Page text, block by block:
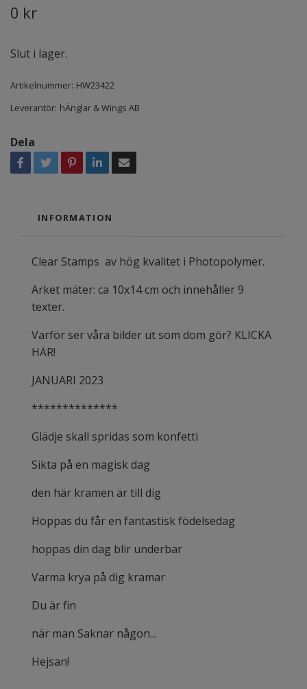
0 kr
Slut i lager.
Artikelnummer: HW23422
Leverantör: hÄnglar & Wings AB
Dela
INFORMATION
Clear Stamps av hög kvalitet i Photopolymer.
Arket mäter: ca 10x14 cm och innehåller 9
texter.
Varför ser våra bilder ut som dom gör? KLICKA
HÄR!
JANUARI 2023
**************
Glädje skall spridas som konfetti
Sikta på en magisk dag
den här kramen är till dig
Hoppas du får en fantastisk födelsedag
hoppas din dag blir underbar
Varma krya på dig kramar
Du är fin
när man Saknar någon...
Hejsan!